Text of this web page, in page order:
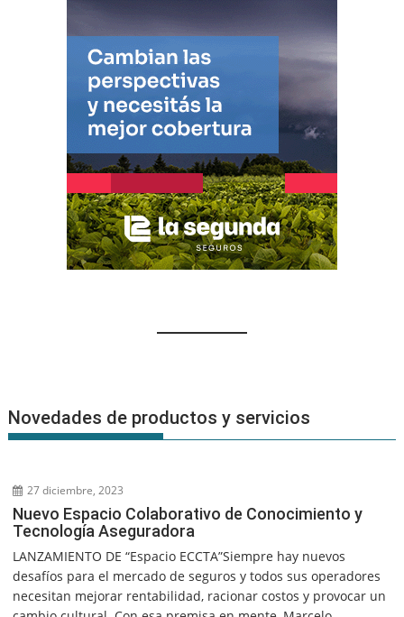
Novedades de productos y servicios
27 diciembre, 2023
Nuevo Espacio Colaborativo de Conocimiento y
Tecnología Aseguradora
LANZAMIENTO DE “Espacio ECCTA”Siempre hay nuevos
desafíos para el mercado de seguros y todos sus operadores
necesitan mejorar rentabilidad, racionar costos y provocar un